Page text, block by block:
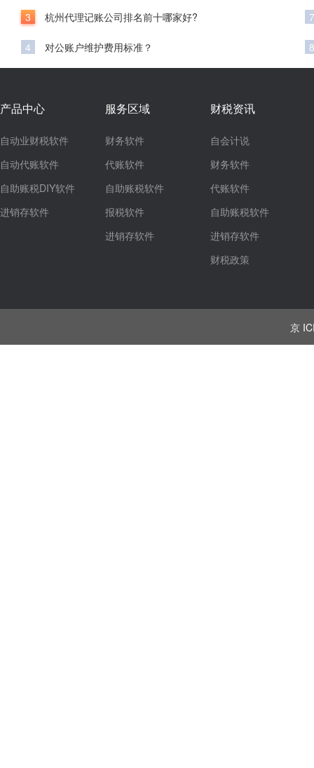
3 杭州代理记账公司排名前十哪家好?
4 对公账户维护费用标准？
7
8
产品中心
自动业财税软件
自动代账软件
自助账税DIY软件
进销存软件
服务区域
财务软件
代账软件
自助账税软件
报税软件
进销存软件
财税资讯
自会计说
财务软件
代账软件
自助账税软件
进销存软件
财税政策
京